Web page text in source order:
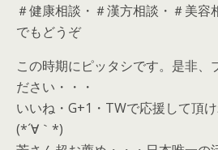
＃健康相談・＃漢方相談・＃美容
でもどうぞ
この時期にピッタシです。是非、
ださい・・・
いいね・G+1・TWで応援して頂け
(*´∀｀*)